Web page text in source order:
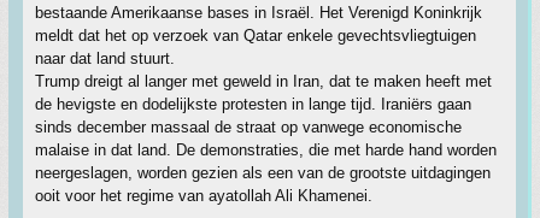
bestaande Amerikaanse bases in Israël. Het Verenigd Koninkrijk
meldt dat het op verzoek van Qatar enkele gevechtsvliegtuigen
naar dat land stuurt.
Trump dreigt al langer met geweld in Iran, dat te maken heeft met
de hevigste en dodelijkste protesten in lange tijd. Iraniërs gaan
sinds december massaal de straat op vanwege economische
malaise in dat land. De demonstraties, die met harde hand worden
neergeslagen, worden gezien als een van de grootste uitdagingen
ooit voor het regime van ayatollah Ali Khamenei.